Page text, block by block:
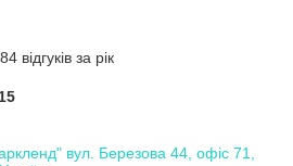
відгуків за рік
вул. Березова 44, офіс 71,